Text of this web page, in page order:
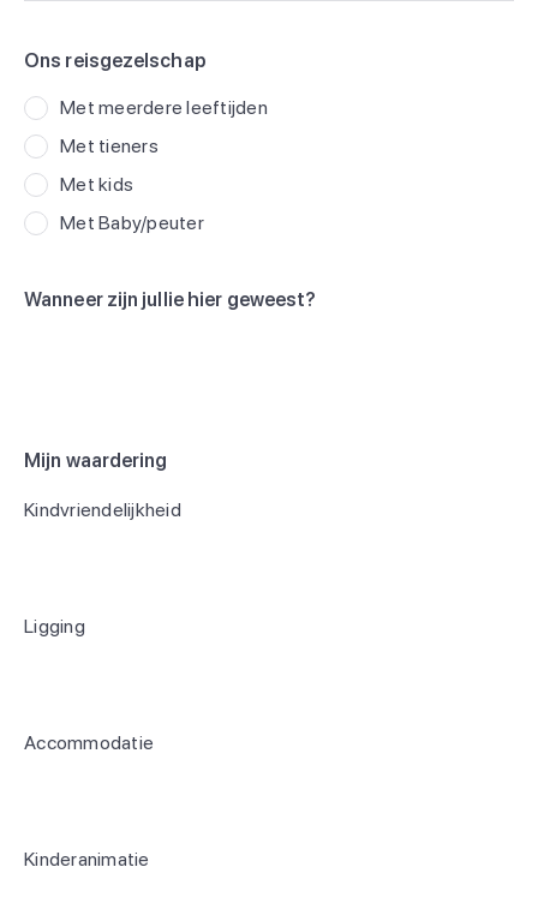
Ons reisgezelschap
Met meerdere leeftijden
Met tieners
Met kids
Met Baby/peuter
Wanneer zijn jullie hier geweest?
Mijn waardering
Kindvriendelijkheid
Ligging
Accommodatie
Kinderanimatie